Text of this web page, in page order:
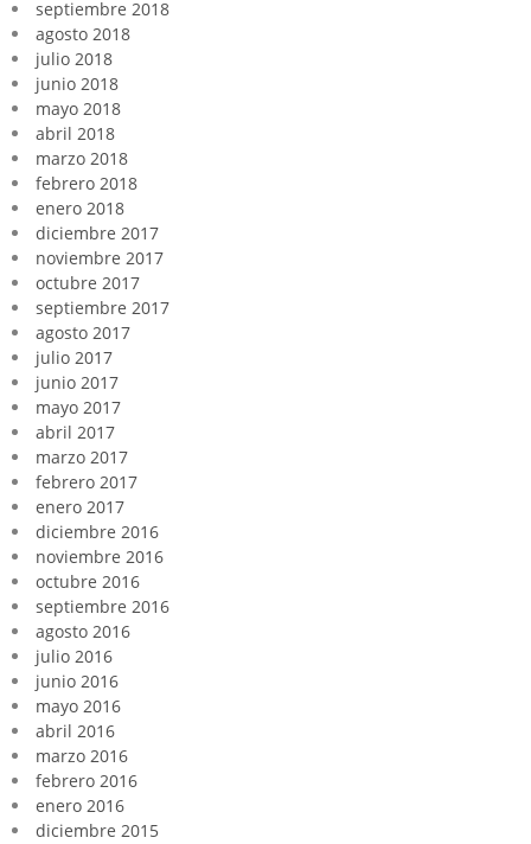
septiembre 2018
agosto 2018
julio 2018
junio 2018
mayo 2018
abril 2018
marzo 2018
febrero 2018
enero 2018
diciembre 2017
noviembre 2017
octubre 2017
septiembre 2017
agosto 2017
julio 2017
junio 2017
mayo 2017
abril 2017
marzo 2017
febrero 2017
enero 2017
diciembre 2016
noviembre 2016
octubre 2016
septiembre 2016
agosto 2016
julio 2016
junio 2016
mayo 2016
abril 2016
marzo 2016
febrero 2016
enero 2016
diciembre 2015